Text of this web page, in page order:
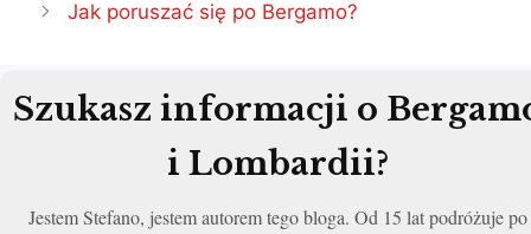
Jak poruszać się po Bergamo?
Szukasz informacji o
i Lombardii?
Jestem Stefano, jestem autorem tego bloga. Od 15 lat podróżuje po